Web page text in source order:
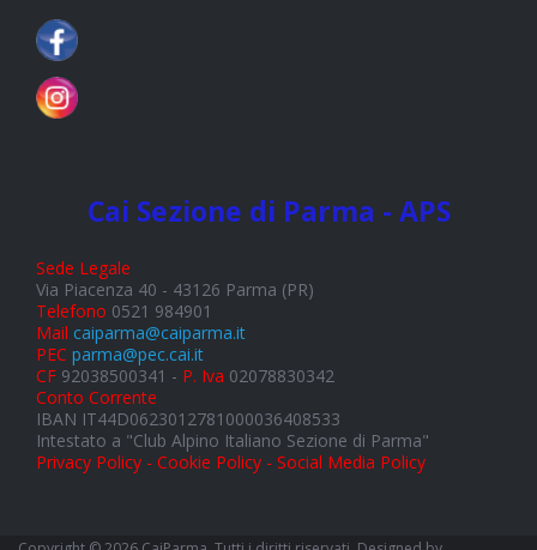
Cai Sezione di Parma - APS
Sede Legale
Via Piacenza 40 - 43126 Parma (PR)
Telefono 0521 984901
Mail caiparma@caiparma.it
PEC parma@pec.cai.it
CF 92038500341 - P. Iva 02078830342
Conto Corrente
IBAN IT44D0623012781000036408533
Intestato a "Club Alpino Italiano Sezione di Parma"
Privacy Policy - Cookie Policy - Social Media Policy